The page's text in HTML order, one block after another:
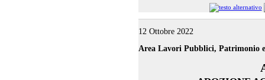
12 Ottobre 2022
Area Lavori Pubblici, Patrimonio